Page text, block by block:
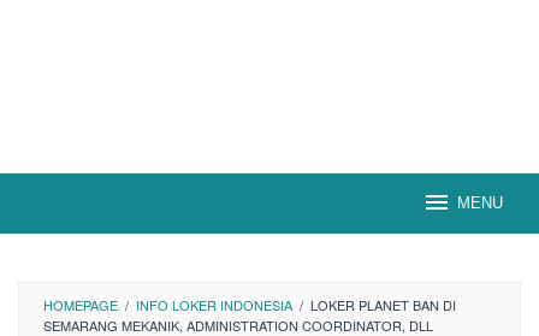
MENU
HOMEPAGE / INFO LOKER INDONESIA / LOKER PLANET BAN DI
SEMARANG MEKANIK, ADMINISTRATION COORDINATOR, DLL